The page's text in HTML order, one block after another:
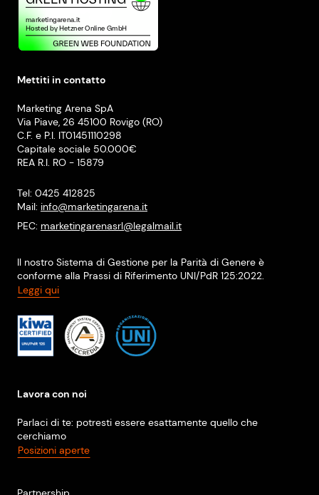
Mettiti in contatto
Marketing Arena SpA
Via Piave, 26 45100 Rovigo (RO)
C.F. e P.I. IT01451110298
Capitale sociale 50.000€
REA R.I. RO - 15879
Tel: 0425 412825
Mail: info@marketingarena.it
PEC: marketingarenasrl@legalmail.it
Il nostro Sistema di Gestione per la Parità di Genere è
conforme alla Prassi di Riferimento UNI/PdR 125:2022.
Leggi qui
Lavora con noi
Parlaci di te: potresti essere esattamente quello che
cerchiamo
Posizioni aperte